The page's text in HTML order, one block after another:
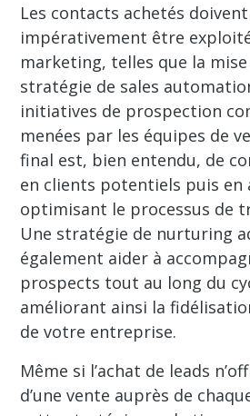
Les contacts achetés
impérativement être
marketing, telles que la
stratégie de sales
initiatives de prospection
menées par les équipes de
final est, bien entendu, de
en clients potentiels puis en
optimisant le processus de
Une stratégie de nurturing
également aider à
prospects tout au long du
améliorant ainsi la
de votre entreprise.
Même si l’achat de leads
d’une vente auprès de